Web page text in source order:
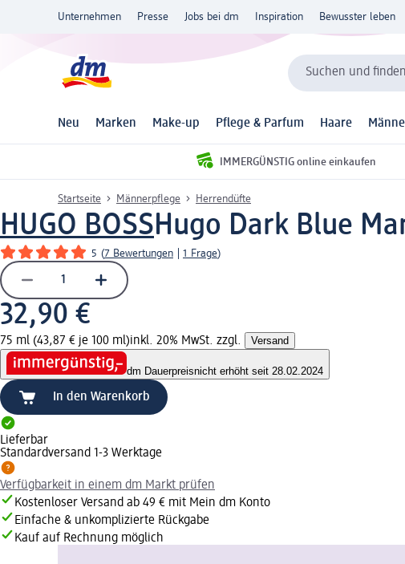
Unternehmen Presse Jobs bei dm Inspiration Bewusster leben
Suchen und finden
Neu Marken Make-up Pflege & Parfum Haare
IMMERGÜNSTIG online einkaufen
Startseite Männerpflege Herrendüfte
HUGO BOSSHugo Dark Blue
5 (7 Bewertungen 1 Frage)
32,90 €
75 ml (43,87 € je 100 ml)inkl. 20% MwSt. zzgl. Versand
dm Dauerpreisnicht erhöht seit 28.02.2024
In den Warenkorb
Lieferbar
Standardversand 1-3 Werktage
Verfügbarkeit in einem dm Markt prüfen
Kostenloser Versand ab 49 € mit Mein dm Konto
Einfache & unkomplizierte Rückgabe
Kauf auf Rechnung möglich